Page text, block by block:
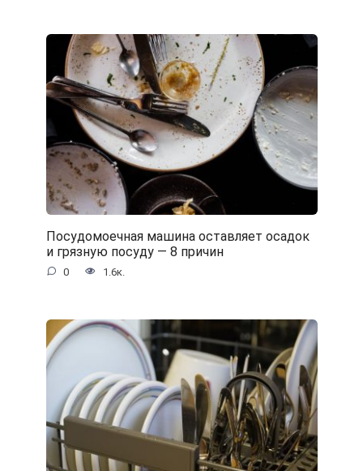
Посудомоечная машина оставляет осадок
и грязную посуду — 8 причин
0 1.6к.